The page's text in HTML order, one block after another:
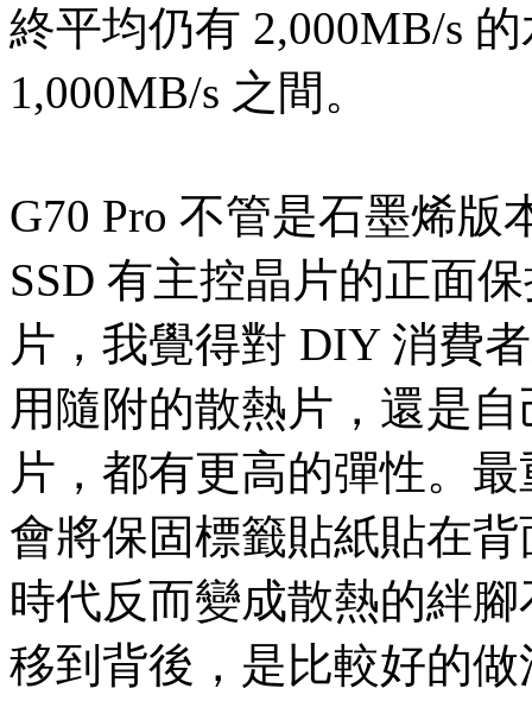
終平均仍有 2,000MB/s
1,000MB/s 之間。
G70 Pro 不管是石墨烯
SSD 有主控晶片的正面
片，我覺得對 DIY 消費
用隨附的散熱片，還是
片，都有更高的彈性。
會將保固標籤貼紙貼在背
時代反而變成散熱的絆
移到背後，是比較好的